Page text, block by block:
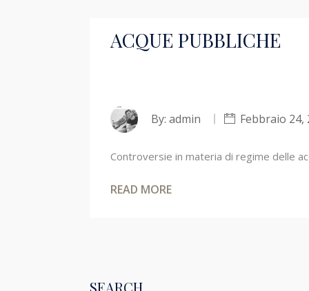
ACQUE PUBBLICHE
By: admin Febbraio 24,
Controversie in materia di regime delle
READ MORE
SEARCH